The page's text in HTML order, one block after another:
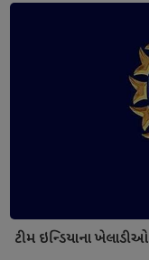
ટીમ ઇન્ડિયાના